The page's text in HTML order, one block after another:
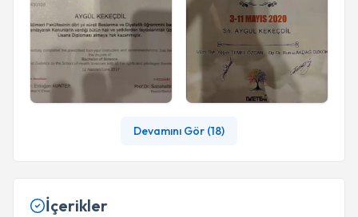
Devamını Gör (18)
İçerikler